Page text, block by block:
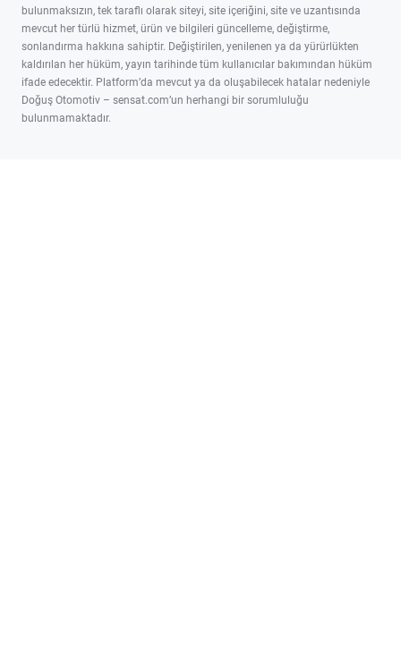
bulunmaksızın, tek taraflı olarak siteyi, site içeriğini, site ve uzantısında
mevcut her türlü hizmet, ürün ve bilgileri güncelleme, değiştirme,
sonlandırma hakkına sahiptir. Değiştirilen, yenilenen ya da yürürlükten
kaldırılan her hüküm, yayın tarihinde tüm kullanıcılar bakımından hüküm
ifade edecektir. Platform’da mevcut ya da oluşabilecek hatalar nedeniyle
Doğuş Otomotiv – sensat.com’un herhangi bir sorumluluğu
bulunmamaktadır.